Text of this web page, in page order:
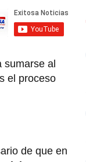
sumarse al
el proceso
de que en